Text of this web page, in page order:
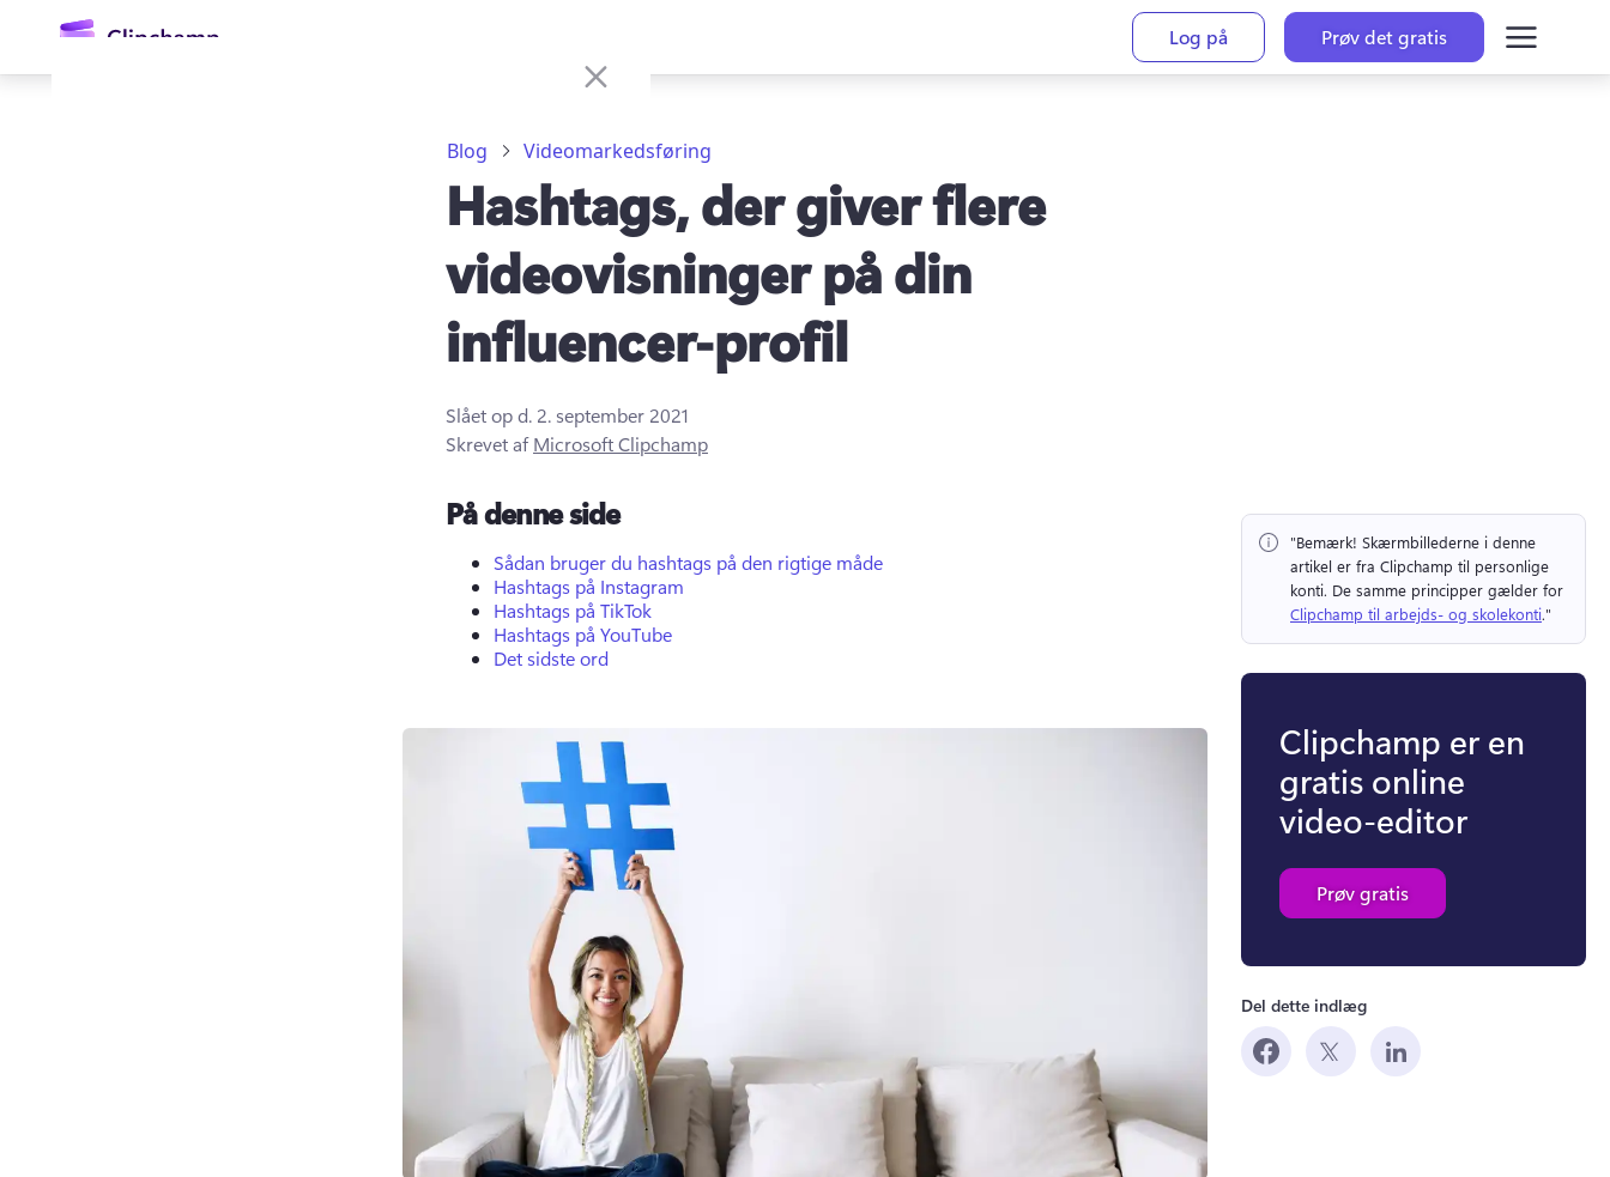
Log på
Prøv det gratis
Blog Videomarkedsføring
Hashtags, der giver flere
videovisninger på din
influencer-profil
Slået op d. 2. september 2021
Skrevet afMicrosoft Clipchamp
På denne side
Sådan bruger du hashtags på den rigtige måde
Hashtags på Instagram
Hashtags på TikTok
Hashtags på YouTube
Det sidste ord
"Bemærk! Skærmbillederne i denne
artikel er fra Clipchamp til personlige
konti.
Clipchamp til arbejds- og skolekonti."
Clipchamp er en
gratis online
video-editor
Prøv gratis
Del dette indlæg